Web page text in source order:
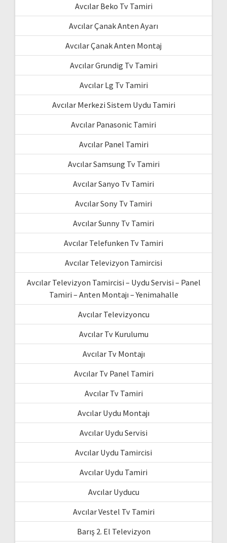
Avcılar Beko Tv Tamiri
Avcılar Çanak Anten Ayarı
Avcılar Çanak Anten Montaj
Avcılar Grundig Tv Tamiri
Avcılar Lg Tv Tamiri
Avcılar Merkezi Sistem Uydu Tamiri
Avcılar Panasonic Tamiri
Avcılar Panel Tamiri
Avcılar Samsung Tv Tamiri
Avcılar Sanyo Tv Tamiri
Avcılar Sony Tv Tamiri
Avcılar Sunny Tv Tamiri
Avcılar Telefunken Tv Tamiri
Avcılar Televizyon Tamircisi
Avcılar Televizyon Tamircisi – Uydu Servisi – Panel
Tamiri – Anten Montajı – Yenimahalle
Avcılar Televizyoncu
Avcılar Tv Kurulumu
Avcılar Tv Montajı
Avcılar Tv Panel Tamiri
Avcılar Tv Tamiri
Avcılar Uydu Montajı
Avcılar Uydu Servisi
Avcılar Uydu Tamircisi
Avcılar Uydu Tamiri
Avcılar Uyducu
Avcılar Vestel Tv Tamiri
Barış 2. El Televizyon